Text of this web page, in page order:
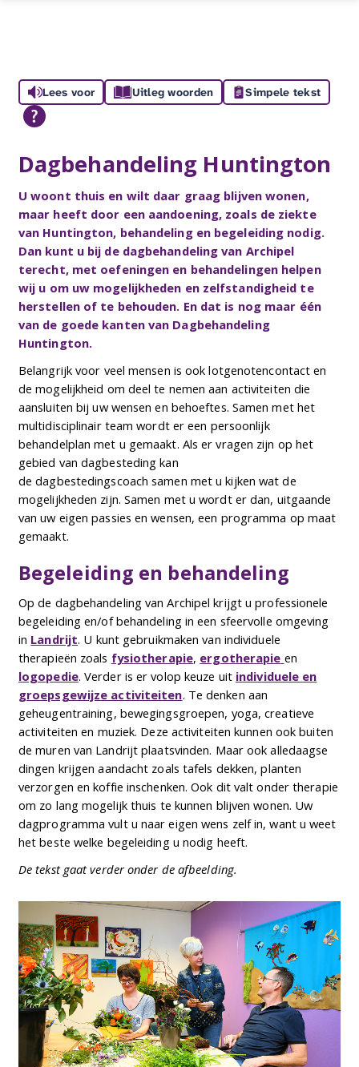
Lees voor Uitleg woorden Simpele tekst
Dagbehandeling Huntington
U woont thuis en wilt daar graag blijven wonen,
maar heeft door een aandoening, zoals de ziekte
van Huntington, behandeling en begeleiding nodig.
Dan kunt u bij de dagbehandeling van Archipel
terecht, met oefeningen en behandelingen helpen
wij u om uw mogelijkheden en zelfstandigheid te
herstellen of te behouden. En dat is nog maar één
van de goede kanten van Dagbehandeling
Huntington.
Belangrijk voor veel mensen is ook lotgenotencontact en
de mogelijkheid om deel te nemen aan activiteiten die
aansluiten bij uw wensen en behoeftes. Samen met het
multidisciplinair team wordt er een persoonlijk
behandelplan met u gemaakt. Als er vragen zijn op het
gebied van dagbesteding kan
de dagbestedingscoach samen met u kijken wat de
mogelijkheden zijn. Samen met u wordt er dan, uitgaande
van uw eigen passies en wensen, een programma op maat
gemaakt.
Begeleiding en behandeling
Op de dagbehandeling van Archipel krijgt u professionele
begeleiding en/of behandeling in een sfeervolle omgeving
in Landrijt. U kunt gebruikmaken van individuele
therapieën zoals fysiotherapie, ergotherapie en
logopedie. Verder is er volop keuze uit individuele en
groepsgewijze activiteiten. Te denken aan
geheugentraining, bewegingsgroepen, yoga, creatieve
activiteiten en muziek. Deze activiteiten kunnen ook buiten
de muren van Landrijt plaatsvinden. Maar ook alledaagse
dingen krijgen aandacht zoals tafels dekken, planten
verzorgen en koffie inschenken. Ook dit valt onder therapie
om zo lang mogelijk thuis te kunnen blijven wonen. Uw
dagprogramma vult u naar eigen wens zelf in, want u weet
het beste welke begeleiding u nodig heeft.
De tekst gaat verder onder de afbeelding.